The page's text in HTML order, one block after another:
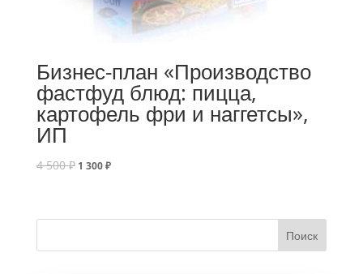
Бизнес-план «Производство
фастфуд блюд: пицца,
картофель фри и наггетсы»,
ИП
4 500₽ 1 300₽